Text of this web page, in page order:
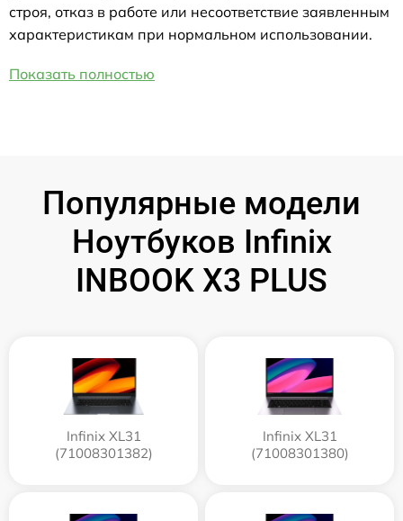
строя, отказ в работе или несоответствие заявленным
характеристикам при нормальном использовании.
Показать полностью
Популярные модели
Ноутбуков Infinix
INBOOK X3 PLUS
Infinix XL31
(71008301382)
Infinix XL31
(71008301380)